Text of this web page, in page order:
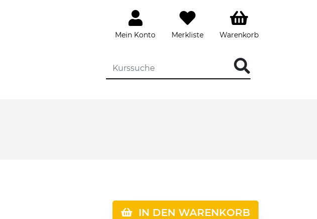
Mein Konto Merkliste Warenkorb
IN DEN WARENKORB